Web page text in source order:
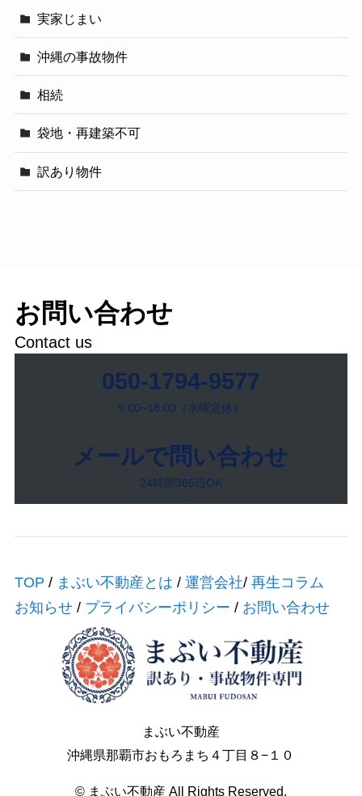
実家じまい
沖縄の事故物件
相続
袋地・再建築不可
訳あり物件
お問い合わせ
Contact us
050-1794-9577
9:00~18:00（水曜定休）
メールで問い合わせ
24時間365日OK
TOP / まぶい不動産とは / 運営会社/ 再生コラム
お知らせ/ プライバシーポリシー / お問い合わせ
まぶい不動産
沖縄県那覇市おもろまち４丁目８−１０
© ︎まぶい不動産 All Rights Reserved.